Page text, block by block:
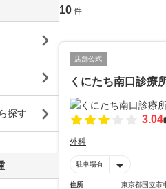
10 件
店舗公式
くにたち南口診療
3.04
外科
駐車場有
住所
東京都国立市
探す